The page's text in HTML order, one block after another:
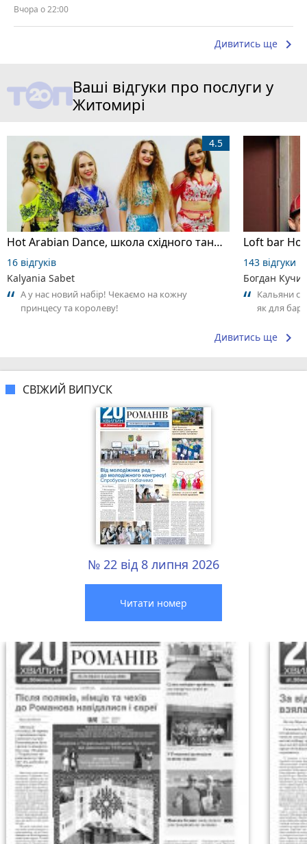
Вчора о 22:00
Дивитись ще keyboard_arrow_right
Ваші відгуки про послуги у
Житомирі
Hot Arabian Dance, школа східного танцю
4.5
16 відгуків
Kalyania Sabet
А у нас новий набір! Чекаємо на кожну
принцесу та королеву!
Loft bar
143 відгуки
Богдан
Кальяни
як для
Дивитись ще keyboard_arrow_right
СВІЖИЙ ВИПУСК
№ 22 від 8 липня 2026
Читати номер